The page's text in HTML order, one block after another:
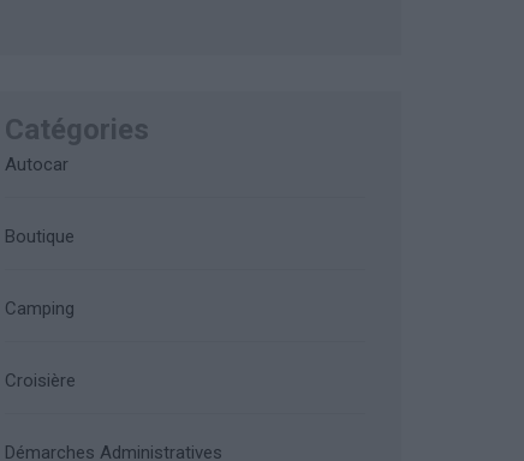
Catégories
Autocar
Boutique
Camping
Croisière
Démarches Administratives